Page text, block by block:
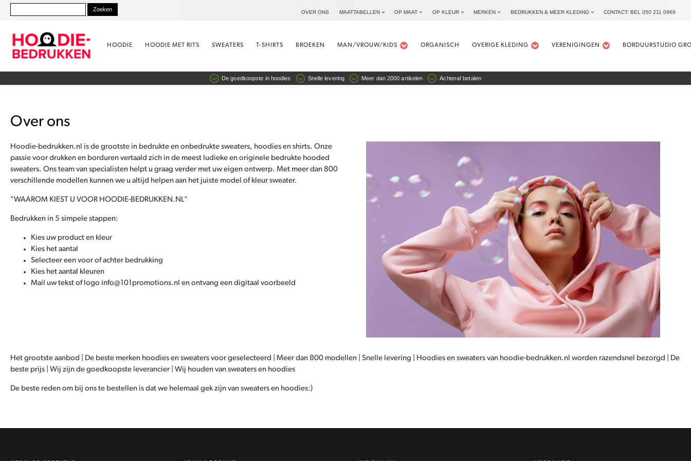
OVER ONS MAATTABELLEN OP MAAT OP KLEUR MERKEN BEDRUKKEN & MEER KLEDING CONTACT: BEL 050 211 0969
HOODIE HOODIE MET RITS SWEATERS T-SHIRTS BROEKEN MAN/VROUW/KIDS ORGANISCH OVERIGE KLEDING VERENIGINGEN BORDUURSTUDIO
De goedkoopste in hoodies Snelle levering Meer dan 2000 artikelen Achteraf betalen
Over ons
Hoodie-bedrukken.nl is de grootste in bedrukte en onbedrukte sweaters, hoodies en shirts. Onze
passie voor drukken en borduren vertaald zich in de meest ludieke en originele bedrukte hooded
sweaters. Ons team van specialisten helpt u graag verder met uw eigen ontwerp. Met meer dan 800
verschillende modellen kunnen we u altijd helpen aan het juiste model of kleur sweater.
"WAAROM KIEST U VOOR HOODIE-BEDRUKKEN.NL"
Bedrukken in 5 simpele stappen:
Kies uw product en kleur
Kies het aantal
Selecteer een voor of achter bedrukking
Kies het aantal kleuren
Mail uw tekst of logo info@101promotions.nl en ontvang een digitaal voorbeeld
Het grootste aanbod | De beste merken hoodies en sweaters voor geselecteerd | Meer dan 800 modellen | Snelle levering | Hoodies en sweaters van hoodie-bedrukken.nl worden razendsnel bezorgd | De
beste prijs | Wij zijn de goedkoopste leverancier | Wij houden van sweaters en hoodies
De beste reden om bij ons te bestellen is dat we helemaal gek zijn van sweaters en hoodies:)